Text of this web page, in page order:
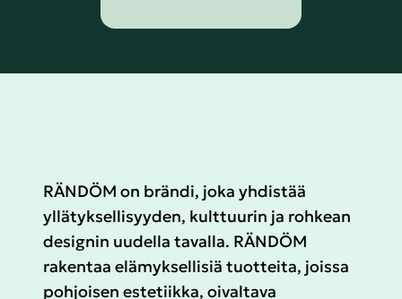
RÄNDÖM on brändi, joka yhdistää
yllätyksellisyyden, kulttuurin ja rohkean
designin uudella tavalla. RÄNDÖM
rakentaa elämyksellisiä tuotteita, joissa
pohjoisen estetiikka, oivaltava